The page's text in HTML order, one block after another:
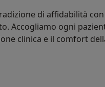
di affidabilità
Accogliamo ogni
clinica e il comfort